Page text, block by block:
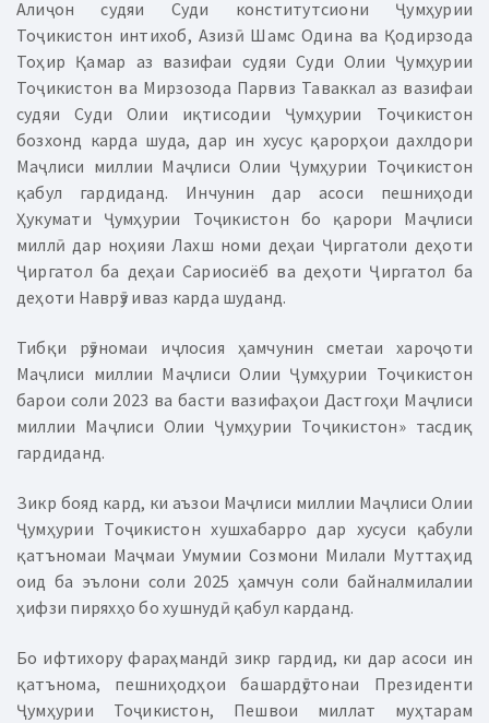
Алиҷон судяи Суди конститутсиони Ҷумҳурии
Тоҷикистон интихоб, Азизӣ Шамс Одина ва Қодирзода
Тоҳир Қамар аз вазифаи судяи Суди Олии Ҷумҳурии
Тоҷикистон ва Мирзозода Парвиз Таваккал аз вазифаи
судяи Суди Олии иқтисодии Ҷумҳурии Тоҷикистон
бозхонд карда шуда, дар ин хусус қарорҳои дахлдори
Маҷлиси миллии Маҷлиси Олии Ҷумҳурии Тоҷикистон
қабул гардиданд. Инчунин дар асоси пешниҳоди
Ҳукумати Ҷумҳурии Тоҷикистон бо қарори Маҷлиси
миллӣ дар ноҳияи Лахш номи деҳаи Ҷиргатоли деҳоти
Ҷиргатол ба деҳаи Сариосиёб ва деҳоти Ҷиргатол ба
деҳоти Наврӯз иваз карда шуданд.
Тибқи рӯзномаи иҷлосия ҳамчунин сме­таи хароҷоти
Маҷлиси миллии Маҷлиси Олии Ҷумҳурии Тоҷи­кис­тон
барои соли 2023 ва басти вазифаҳои Дастгоҳи Маҷлиси
миллии Маҷлиси Олии Ҷумҳурии Тоҷикистон» тасдиқ
гардиданд.
Зикр бояд кард, ки аъзои Маҷлиси миллии Маҷлиси Олии
Ҷумҳурии Тоҷикистон хушхабарро дар хусуси қабули
қатъномаи Маҷмаи Умумии Созмони Милали Муттаҳид
оид ба эълони соли 2025 ҳамчун соли байналмилалии
ҳифзи пиряхҳо бо хушнудӣ қабул карданд.
Бо ифтихору фараҳмандӣ зикр гардид, ки дар асоси ин
қатънома, пешниҳодҳои башардӯстонаи Президенти
Ҷумҳурии Тоҷикистон, Пешвои миллат муҳтарам